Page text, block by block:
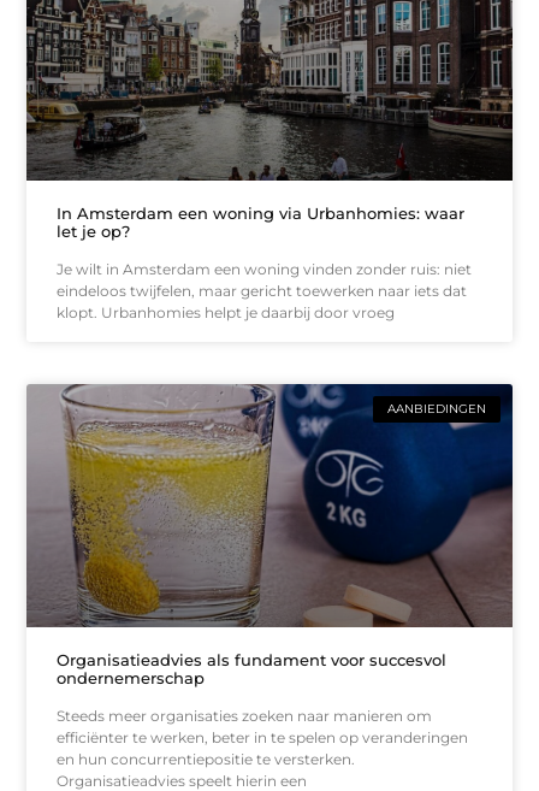
In Amsterdam een woning via Urbanhomies: waar
let je op?
Je wilt in Amsterdam een woning vinden zonder ruis: niet
eindeloos twijfelen, maar gericht toewerken naar iets dat
klopt. Urbanhomies helpt je daarbij door vroeg
AANBIEDINGEN
Organisatieadvies als fundament voor succesvol
ondernemerschap
Steeds meer organisaties zoeken naar manieren om
efficiënter te werken, beter in te spelen op veranderingen
en hun concurrentiepositie te versterken.
Organisatieadvies speelt hierin een